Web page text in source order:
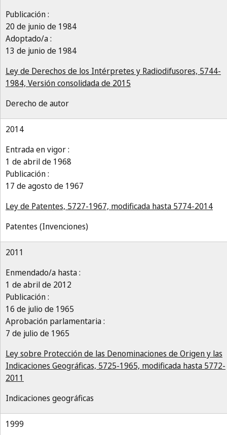
Publicación :
20 de junio de 1984
Adoptado/a :
13 de junio de 1984
Ley de Derechos de los Intérpretes y Radiodifusores, 5744-
1984, Versión consolidada de 2015
Derecho de autor
2014
Entrada en vigor :
1 de abril de 1968
Publicación :
17 de agosto de 1967
Ley de Patentes, 5727-1967, modificada hasta 5774-2014
Patentes (Invenciones)
2011
Enmendado/a hasta :
1 de abril de 2012
Publicación :
16 de julio de 1965
Aprobación parlamentaria :
7 de julio de 1965
Ley sobre Protección de las Denominaciones de Origen y las
Indicaciones Geográficas, 5725-1965, modificada hasta 5772-
2011
Indicaciones geográficas
1999